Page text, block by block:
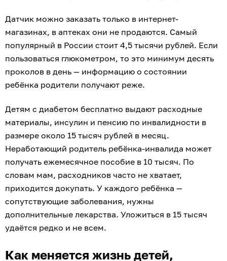
Датчик можно заказать только в интернет-
магазинах, в аптеках они не продаются. Самый
популярный в России стоит 4,5 тысячи рублей. Если
пользоваться глюкометром, то это минимум десять
проколов в день — информацию о состоянии
ребёнка родители получают реже.
Детям с диабетом бесплатно выдают расходные
материалы, инсулин и пенсию по инвалидности в
размере около 15 тысяч рублей в месяц.
Неработающий родитель ребёнка-инвалида может
получать ежемесячное пособие в 10 тысяч. По
словам мам, расходников часто не хватает,
приходится докупать. У каждого ребёнка —
сопутствующие заболевания, нужны
дополнительные лекарства. Уложиться в 15 тысяч
удаётся редко и не всем.
Как меняется жизнь детей,